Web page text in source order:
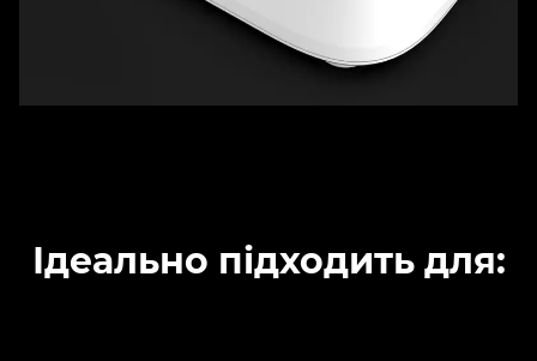
Ідеально підходить для: